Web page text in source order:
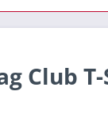
Club